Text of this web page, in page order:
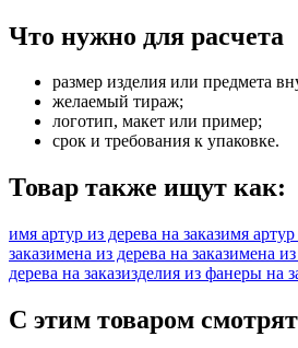
Что нужно для расчета
размер изделия или предмета
желаемый тираж;
логотип, макет или пример;
срок и требования к упаковке.
Товар также ищут как:
имя артур из дерева на заказимя
заказимена из дерева на заказимена
дерева на заказизделия из фанеры на
С этим товаром смотрят